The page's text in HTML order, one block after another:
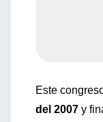
Este
del 2007 y